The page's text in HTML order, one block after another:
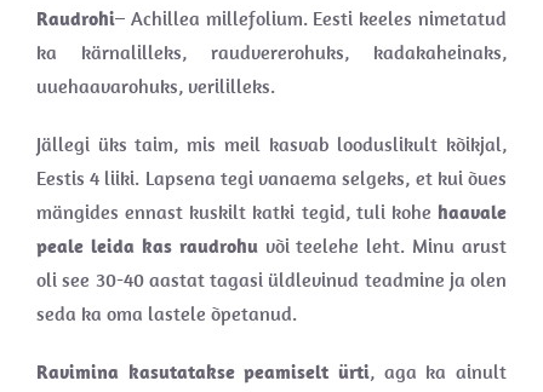
Raudrohi– Achillea millefolium. Eesti keeles nimetatud
ka kärnalilleks, raudvererohuks, kadakaheinaks,
uuehaavarohuks, verililleks.
Jällegi üks taim, mis meil kasvab looduslikult kõikjal,
Eestis 4 liiki. Lapsena tegi vanaema selgeks, et kui õues
mängides ennast kuskilt katki tegid, tuli kohe haavale
peale leida kas raudrohuvõi teelehe leht. Minu arust
oli see 30-40 aastat tagasi üldlevinud teadmine ja olen
seda ka oma lastele õpetanud.
Ravimina kasutatakse peamiselt ürti, aga ka ainult